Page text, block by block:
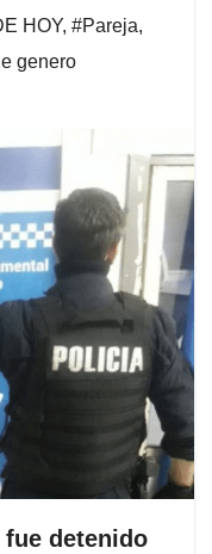
HOY, #Pareja,
genero
fue detenido